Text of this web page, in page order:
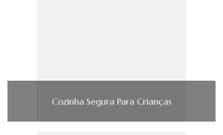
Cozinha Segura Para Crianças